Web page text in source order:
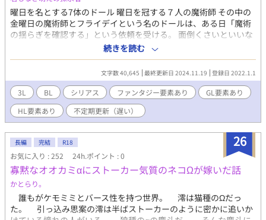
曜日を名とする7体のドール 曜日を冠する７人の魔術師 その中の
金曜日の魔術師とフライデイという名のドールは、ある日「魔術
の揺らぎを確認する」という依頼を受ける。 面倒くさいといいな
がらもその場に向かうと、彼らは異常な魔力の塊と遭遇すること
になって…。 ＊＊＊ とりあえずは おっさん×ケモミミ少年(外
見のみ)がメインになりますが、3L全て性的な交わりがあるという
前提で出てきます。 苦手な者がある方はご自衛ください。 ＊＊＊
2024.11.3 矛盾してる部分など、1〜13話までの間を修正しまし
た。
続きを読む
文字数 40,645 最終更新日 2024.11.19 登録日 2022.1.1
3L BL シリアス ファンタジー要素あり
GL要素あり
HL要素あり
不定期更新（遅い）
26
長編 完結 R18
お気に入り : 252 24h.ポイント : 0
寡黙なオオカミαにストーカー気質のネコΩが嫁いだ話
かとらり。
誰もがケモミミとバース性を持つ世界。 澪は猫種のΩだっ
た。 引っ込み思案の澪は半ばストーカーのように密かに追いか